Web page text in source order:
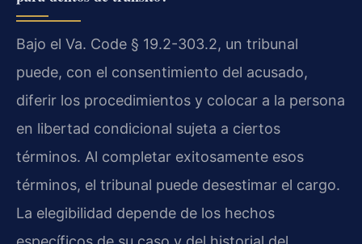
Bajo el Va. Code § 19.2-303.2, un tribunal
puede, con el consentimiento del acusado,
diferir los procedimientos y colocar a la persona
en libertad condicional sujeta a ciertos
términos. Al completar exitosamente esos
términos, el tribunal puede desestimar el cargo.
La elegibilidad depende de los hechos